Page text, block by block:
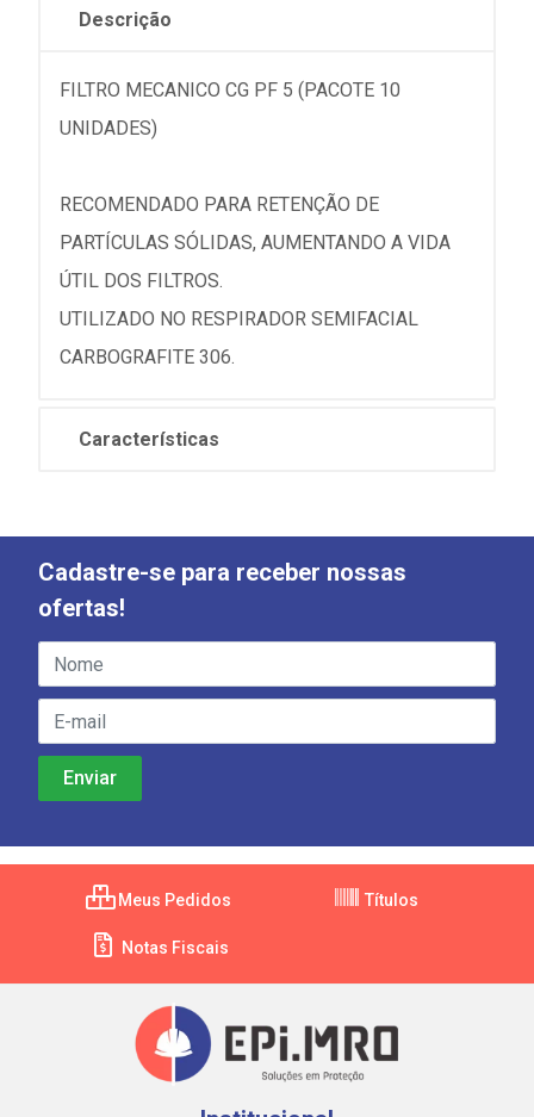
Descrição
FILTRO MECANICO CG PF 5 (PACOTE 10
UNIDADES)
RECOMENDADO PARA RETENÇÃO DE
PARTÍCULAS SÓLIDAS, AUMENTANDO A VIDA
ÚTIL DOS FILTROS.
UTILIZADO NO RESPIRADOR SEMIFACIAL
CARBOGRAFITE 306.
Características
Cadastre-se para receber nossas
ofertas!
Meus Pedidos Títulos
Notas Fiscais